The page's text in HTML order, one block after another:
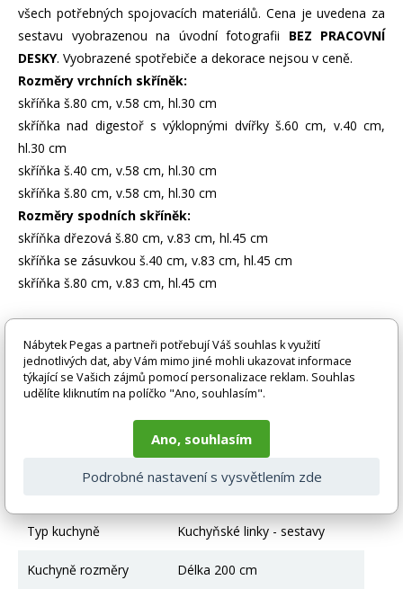
všech potřebných spojovacích materiálů. Cena je uvedena za
sestavu vyobrazenou na úvodní fotografii BEZ PRACOVNÍ
DESKY. Vyobrazené spotřebiče a dekorace nejsou v ceně.
Rozměry vrchních skříněk:
skříňka š.80 cm, v.58 cm, hl.30 cm
skříňka nad digestoř s výklopnými dvířky š.60 cm, v.40 cm,
hl.30 cm
skříňka š.40 cm, v.58 cm, hl.30 cm
skříňka š.80 cm, v.58 cm, hl.30 cm
Rozměry spodních skříněk:
skříňka dřezová š.80 cm, v.83 cm, hl.45 cm
skříňka se zásuvkou š.40 cm, v.83 cm, hl.45 cm
skříňka š.80 cm, v.83 cm, hl.45 cm
doplňků, spotřebičů, baterie, matrací atd.), nejsou tedy v ceně.
Pokud není uvedeno jinak. Většinou je zboží dodáváno v
demontovaném stavu, dle charakteru zboží. Fotografie mohou
být i ilustrační a barva produktu nemusí odpovídat skutečnosti
případě nejasností kontaktujte naše klientské centrum
pegas@nabytek-pegas.cz či volejte 777244446.
Technické parametry
Typ kuchyně Kuchyňské linky - sestavy
Kuchyně rozměry Délka 200 cm
Nábytek Pegas a partneři potřebují Váš souhlas k využití
jednotlivých dat, aby Vám mimo jiné mohli ukazovat informace
týkající se Vašich zájmů pomocí personalizace reklam. Souhlas
udělíte kliknutím na políčko "Ano, souhlasím".
Ano, souhlasím
Podrobné nastavení s vysvětlením zde